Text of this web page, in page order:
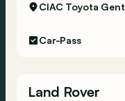
CIAC Toyota Gent
Car-Pass
Land Rover